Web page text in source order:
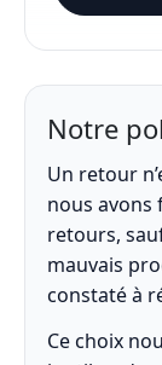
Notre
Un retour
nous avons
retours,
mauvais
constaté à
Ce choix